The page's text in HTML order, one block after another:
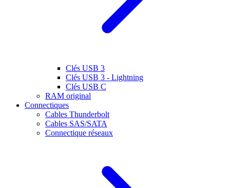
Clés USB 3
Clés USB 3 - Lightning
Clés USB C
RAM original
Connectiques
Cables Thunderbolt
Cables SAS/SATA
Connectique réseaux